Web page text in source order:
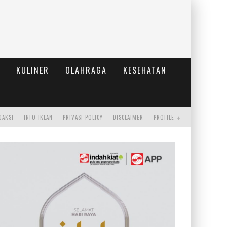
KULINER OLAHRAGA
KESEHATAN
PROFILE
DISCLAIMER
PRIVASI POLICY
INFO IKLAN